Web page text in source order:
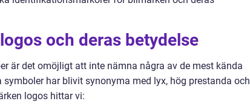
och deras betydelse
är det omöjligt att inte nämna några av de mest kända
har blivit synonyma med lyx, hög prestanda och
logos hittar vi: